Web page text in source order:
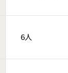
6人